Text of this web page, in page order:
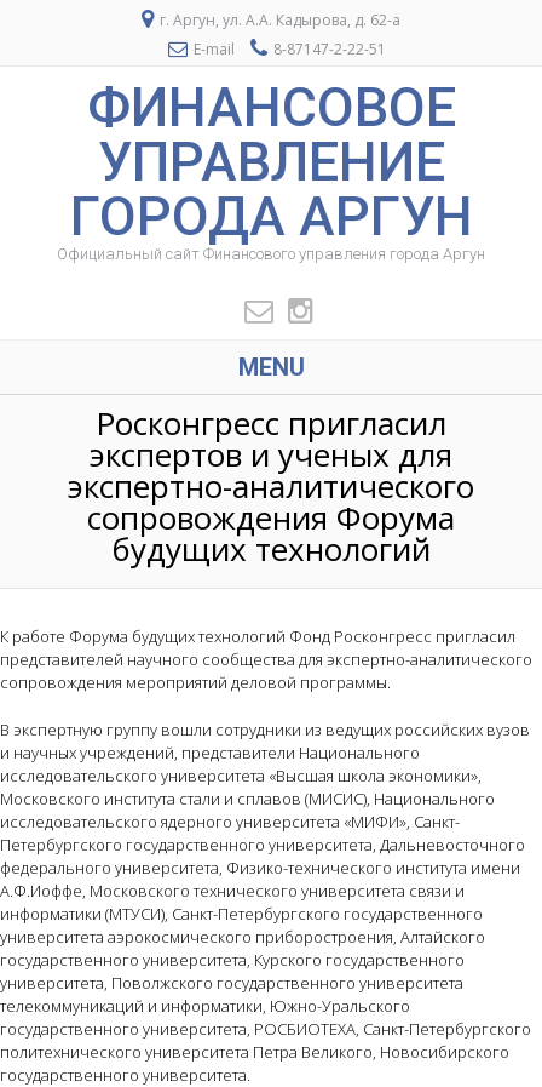
г. Аргун, ул. А.А. Кадырова, д. 62-а
E-mail
8-87147-2-22-51
ФИНАНСОВОЕ
УПРАВЛЕНИЕ
ГОРОДА АРГУН
Официальный сайт Финансового управления города Аргун
MENU
Росконгресс пригласил
экспертов и ученых для
экспертно-аналитического
сопровождения Форума
будущих технологий
К работе Форума будущих технологий Фонд Росконгресс пригласил
представителей научного сообщества для экспертно-аналитического
сопровождения мероприятий деловой программы.
В экспертную группу вошли сотрудники из ведущих российских вузов
и научных учреждений, представители Национального
исследовательского университета «Высшая школа экономики»,
Московского института стали и сплавов (МИСИС), Национального
исследовательского ядерного университета «МИФИ», Санкт-
Петербургского государственного университета, Дальневосточного
федерального университета, Физико-технического института имени
А.Ф.Иоффе, Московского технического университета связи и
информатики (МТУСИ), Санкт-Петербургского государственного
университета аэрокосмического приборостроения, Алтайского
государственного университета, Курского государственного
университета, Поволжского государственного университета
телекоммуникаций и информатики, Южно-Уральского
государственного университета, РОСБИОТЕХА, Санкт-Петербургского
политехнического университета Петра Великого, Новосибирского
государственного университета.